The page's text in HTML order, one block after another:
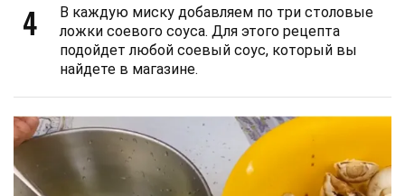
4
В каждую миску добавляем по три столовые
ложки соевого соуса. Для этого рецепта
подойдет любой соевый соус, который вы
найдете в магазине.